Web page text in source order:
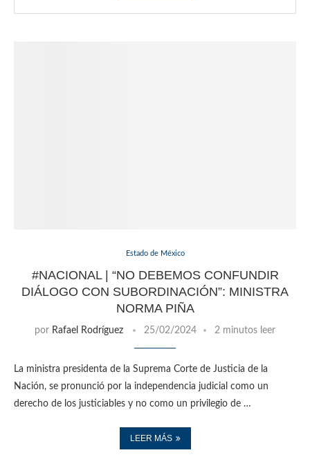
Estado de México
#NACIONAL | “NO DEBEMOS CONFUNDIR
DIÁLOGO CON SUBORDINACIÓN”: MINISTRA
NORMA PIÑA
por Rafael Rodríguez 25/02/2024 2 minutos leer
La ministra presidenta de la Suprema Corte de Justicia de la
Nación, se pronunció por la independencia judicial como un
derecho de los justiciables y no como un privilegio de …
LEER MÁS